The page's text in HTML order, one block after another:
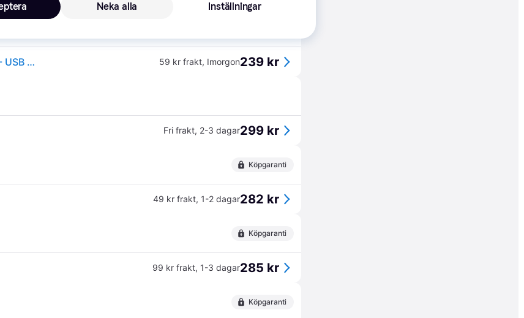
SanDisk Ultra Dual Drive Luxe - USB flash-enhet - 64 GB - USB 3.2 Gen 1 / USB-C 59 kr frakt, Imorgon239 kr
Fri frakt, 2-3 dagar299 kr
Köpgaranti
49 kr frakt, 1-2 dagar282 kr
Köpgaranti
99 kr frakt, 1-3 dagar285 kr
Köpgaranti
Neka alla Inställningar